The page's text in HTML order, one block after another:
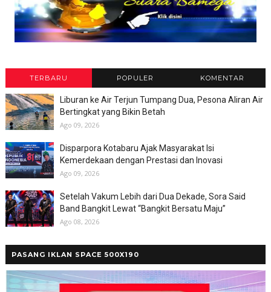
TERBARU POPULER KOMENTAR
Liburan ke Air Terjun Tumpang Dua, Pesona Aliran Air
Bertingkat yang Bikin Betah
Ago 09, 2026
Disparpora Kotabaru Ajak Masyarakat Isi
Kemerdekaan dengan Prestasi dan Inovasi
Ago 09, 2026
Setelah Vakum Lebih dari Dua Dekade, Sora Said
Band Bangkit Lewat “Bangkit Bersatu Maju”
Ago 08, 2026
PASANG IKLAN SPACE 500X190